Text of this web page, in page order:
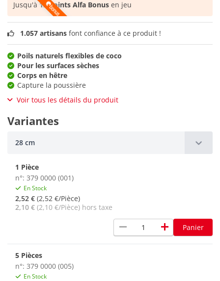
Jusqu'à12 points Alfa Bonus en jeu
1.057 artisans font confiance à ce produit !
Poils naturels flexibles de coco
Pour les surfaces sèches
Corps en hêtre
Capture la poussière
Voir tous les détails du produit
Variantes
28 cm
1 Pièce
n°: 379 0000 (001)
En Stock
2,52 € (2,52 €/Pièce)
2,10 € (2,10 €/Pièce) hors taxe
remove add Panier
5 Pièces
n°: 379 0000 (005)
En Stock